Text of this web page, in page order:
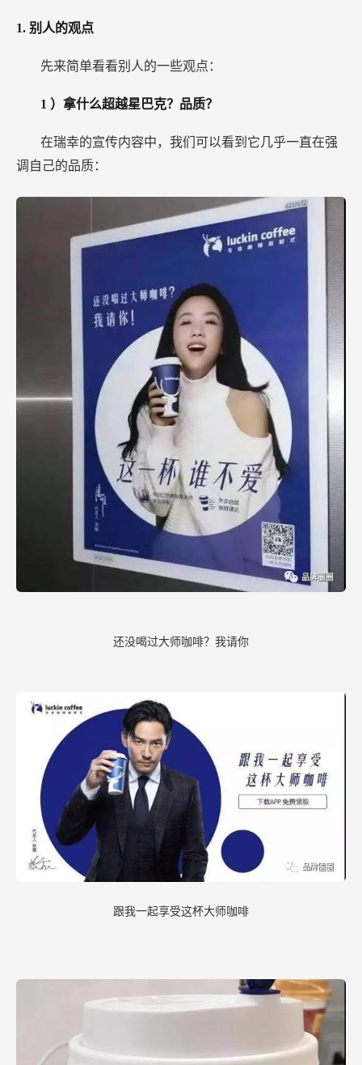
1. 别人的观点
先来简单看看别人的一些观点：
1 ）拿什么超越星巴克？品质？
在瑞幸的宣传内容中，我们可以看到它几乎一直在强
调自己的品质：
还没喝过大师咖啡？我请你
跟我一起享受这杯大师咖啡